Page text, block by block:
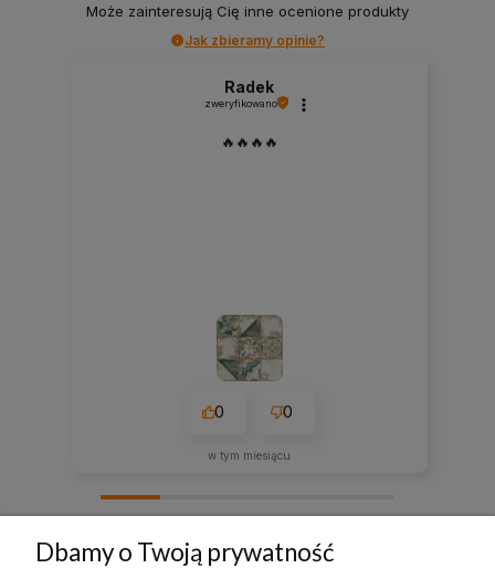
Może zainteresują Cię inne ocenione produkty
Jak zbieramy opinie?
Radek
zweryfikowano
🔥🔥🔥🔥
0 0
w tym miesiącu
Dbamy o Twoją prywatność